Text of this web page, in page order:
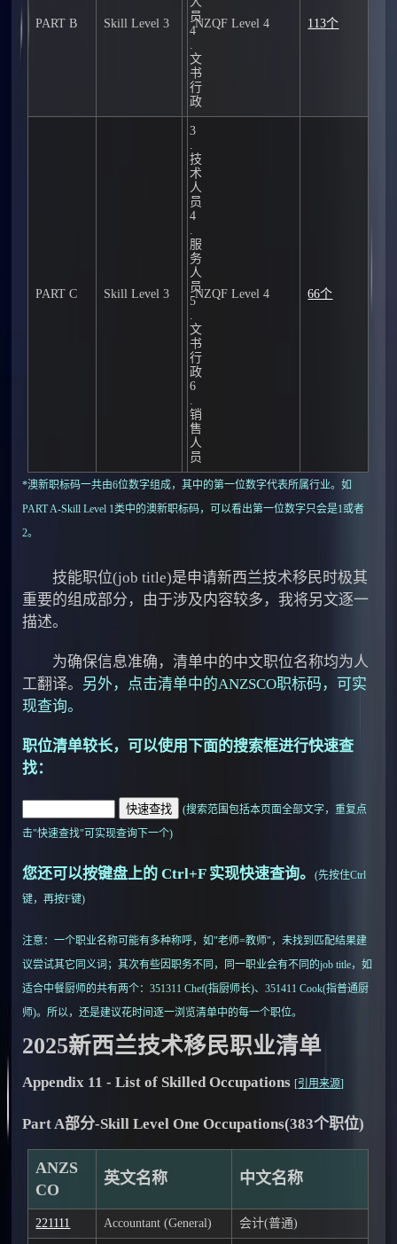
PART B Skill Level 3
员
4
文
书
行
政
NZQF Level 4 113个
PART C Skill Level 3
3
技
术
人
员
4
服
务
人
员
5
文
书
行
政
6
销
售
人
员
NZQF Level 4 66个
*澳新职标码一共由6位数字组成，其中的第一位数字代表所属行业。如
PART A-Skill Level 1类中的澳新职标码，可以看出第一位数字只会是1或者
2。
技能职位(job title)是申请新西兰技术移民时极其
重要的组成部分，由于涉及内容较多，我将另文逐一
描述。
为确保信息准确，清单中的中文职位名称均为人
工翻译。 另外， 点击清单中的ANZSCO职标码，可实
现查询。
职位清单较长，可以使用下面的搜索框进行快速查
找：
(搜索范围包括本页面全部文字，重复点
击"快速查找"可实现查询下一个)
您还可以按键盘上的Ctrl+F实现快速查询。(先按住Ctrl
键，再按F键)
注意：一个职业名称可能有多种称呼，如"老师=教师"，未找到匹配结果建
议尝试其它同义词；其次有些因职务不同，同一职业会有不同的job title，如
适合中餐厨师的共有两个：351311 Chef(指厨师长)、351411 Cook(指普通厨
师)。所以，还是建议花时间逐一浏览清单中的每一个职位。
2025新西兰技术移民职业清单
Appendix 11 - List of Skilled Occupations [引用来源]
Part A部分-Skill Level One Occupations(383个职位)
ANZS
CO
英文名称 中文名称
221111 Accountant (General) 会计(普通)